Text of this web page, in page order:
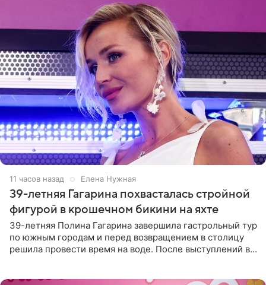
11 часов назад Елена Нужная
39-летняя Гагарина похвасталась стройной
фигурой в крошечном бикини на яхте
39-летняя Полина Гагарина завершила гастрольный тур
по южным городам и перед возвращением в столицу
решила провести время на воде. После выступлений в